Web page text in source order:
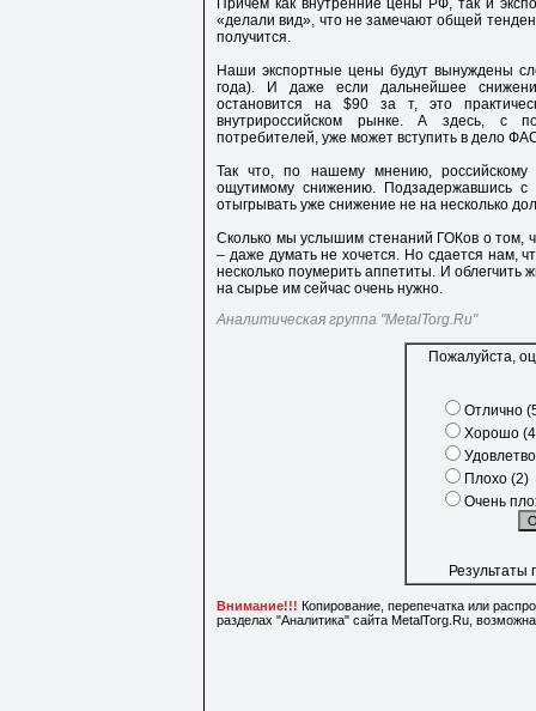
Причем как внутренние цены РФ, так и
«делали вид», что не замечают общей
получится.
Наши экспортные цены будут вынуждены
года). И даже если дальнейшее
остановится на $90 за т, это
внутрироссийском рынке. А здесь, с
потребителей, уже может вступить в дело
Так что, по нашему мнению, российскому
ощутимому снижению. Подзадержавшись
отыгрывать уже снижение не на несколько
Сколько мы услышим стенаний ГОКов о том,
– даже думать не хочется. Но сдается нам,
несколько поумерить аппетиты. И облегчить
на сырье им сейчас очень нужно.
Аналитическая группа "MetalTorg.Ru"
Пожалуйста,
Отлично
Хорошо
Плохо (2)
Очень
Результаты
Внимание!!! Копирование, перепечатка или
разделах "Аналитика" сайта MetalTorg.Ru,